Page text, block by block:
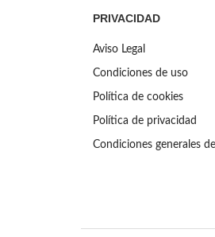
PRIVACIDAD
Aviso Legal
Condiciones de uso
Política de cookies
Política de privacidad
Condiciones generales